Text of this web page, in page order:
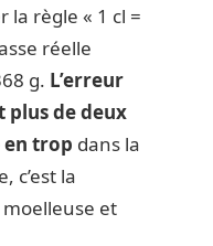
la règle « 1 cl =
réelle
g. L’erreur
plus de deux
en trop dans la
c’est la
et